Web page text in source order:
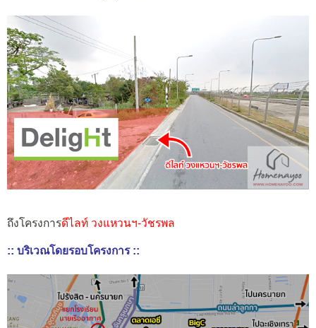
ถึงโครงการดีไลท์ วงแหวนฯ-วัชรพล
:: บริเวณโดยรอบโครงการ ::